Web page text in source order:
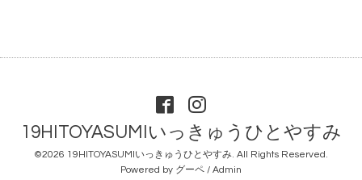
19HITOYASUMIいっきゅうひとやすみ
©2026 19HITOYASUMIいっきゅうひとやすみ. All Rights Reserved.
Powered by グーペ / Admin